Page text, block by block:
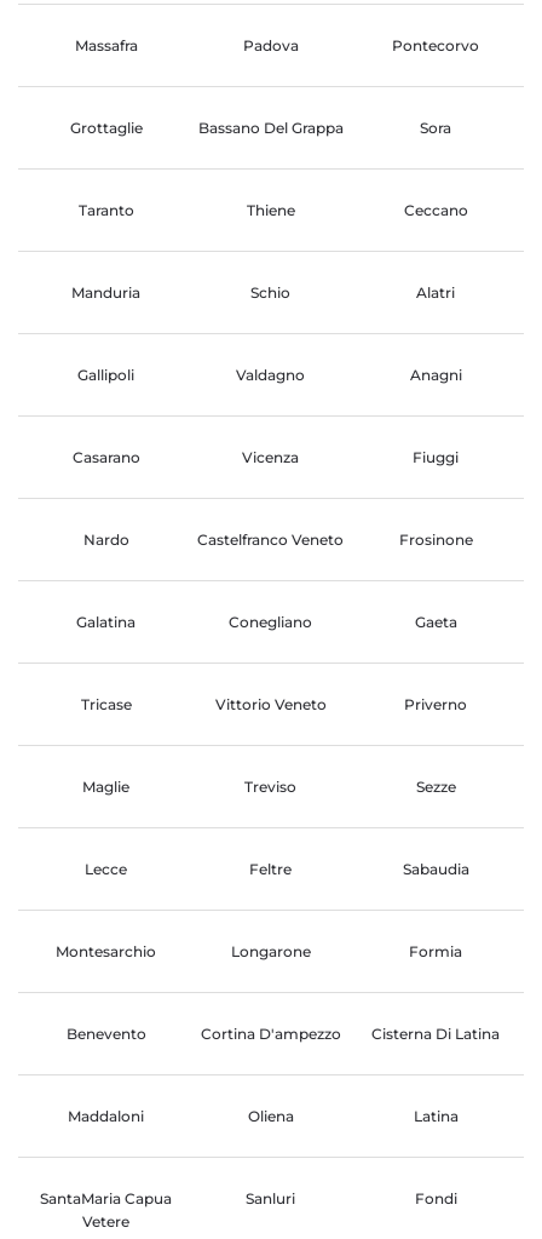
Massafra Padova Pontecorvo
Grottaglie Bassano Del Grappa Sora
Taranto Thiene Ceccano
Manduria Schio Alatri
Gallipoli Valdagno Anagni
Casarano Vicenza Fiuggi
Nardo Castelfranco Veneto Frosinone
Galatina Conegliano Gaeta
Tricase Vittorio Veneto Priverno
Maglie Treviso Sezze
Lecce Feltre Sabaudia
Montesarchio Longarone Formia
Benevento Cortina D'ampezzo Cisterna Di Latina
Maddaloni Oliena Latina
SantaMaria Capua
Vetere
Sanluri Fondi